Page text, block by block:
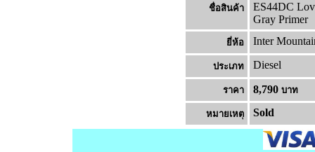
ชื่อสินค้า
ES44DC
Gray Primer
ยี่ห้อ Inter
ประเภท Diesel
ราคา 8,790 บาท
หมายเหต Sold